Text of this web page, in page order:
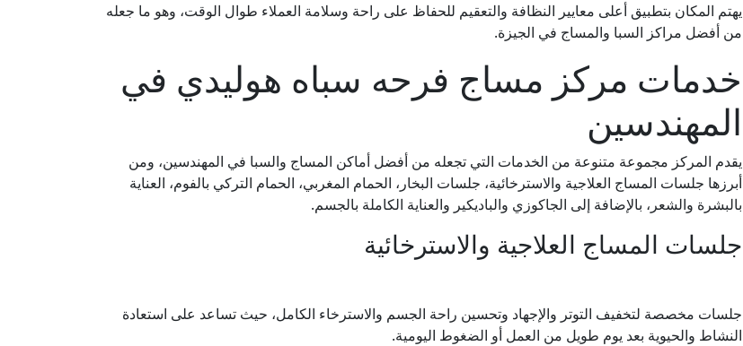
يهتم المكان بتطبيق أعلى معايير النظافة والتعقيم للحفاظ على راحة وسلامة العملاء طوال الوقت، وهو ما جعله
من أفضل مراكز السبا والمساج في الجيزة.
خدمات مركز مساج فرحه سباه هوليدي في
المهندسين
يقدم المركز مجموعة متنوعة من الخدمات التي تجعله من أفضل أماكن المساج والسبا في المهندسين، ومن
أبرزها جلسات المساج العلاجية والاسترخائية، جلسات البخار، الحمام المغربي، الحمام التركي بالفوم، العناية
بالبشرة والشعر، بالإضافة إلى الجاكوزي والباديكير والعناية الكاملة بالجسم.
جلسات المساج العلاجية والاسترخائية
جلسات مخصصة لتخفيف التوتر والإجهاد وتحسين راحة الجسم والاسترخاء الكامل، حيث تساعد على استعادة
النشاط والحيوية بعد يوم طويل من العمل أو الضغوط اليومية.